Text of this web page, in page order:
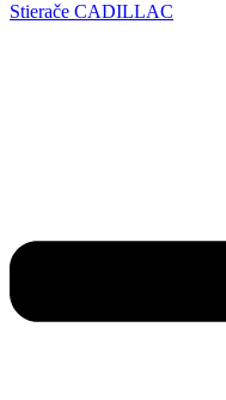
Stierače CADILLAC